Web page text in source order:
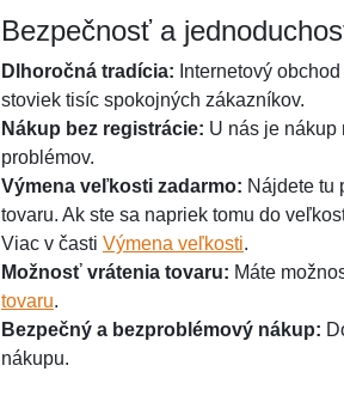
Bezpečnosť a
Dlhoročná tradícia: Internetový
stoviek tisíc spokojných zákazníkov.
Nákup bez registrácie: U nás je nákup
problémov.
Výmena veľkosti zadarmo: Nájdete tu
tovaru. Ak ste sa napriek tomu do
Viac v časti Výmena veľkosti.
Možnosť vrátenia tovaru: Máte
tovaru.
Bezpečný a bezproblémový nákup:
nákupu.